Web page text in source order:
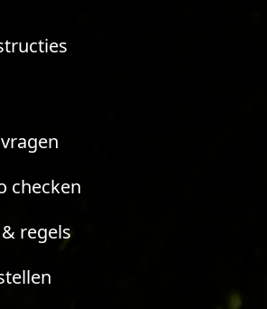
checken
regels